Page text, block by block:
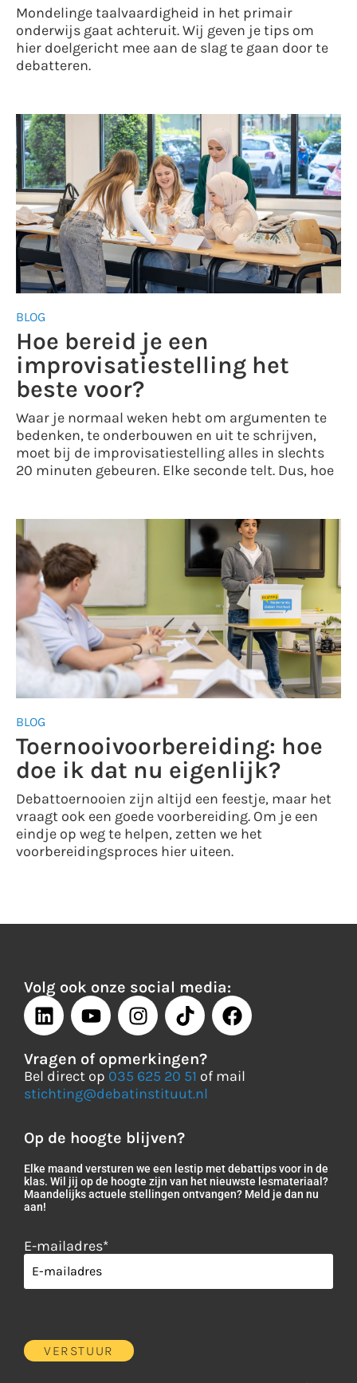
Mondelinge taalvaardigheid in het primair
onderwijs gaat achteruit. Wij geven je tips om
hier doelgericht mee aan de slag te gaan door te
debatteren.
BLOG
Hoe bereid je een
improvisatiestelling het
beste voor?
Waar je normaal weken hebt om argumenten te
bedenken, te onderbouwen en uit te schrijven,
moet bij de improvisatiestelling alles in slechts
20 minuten gebeuren. Elke seconde telt. Dus, hoe
BLOG
Toernooivoorbereiding: hoe
doe ik dat nu eigenlijk?
Debattoernooien zijn altijd een feestje, maar het
vraagt ook een goede voorbereiding. Om je een
eindje op weg te helpen, zetten we het
voorbereidingsproces hier uiteen.
Volg ook onze social media:
Vragen of opmerkingen?
Bel direct op 035 625 20 51 of mail
stichting@debatinstituut.nl
Op de hoogte blijven?
Elke maand versturen we een lestip met debattips voor in de
klas. Wil jij op de hoogte zijn van het nieuwste lesmateriaal?
Maandelijks actuele stellingen ontvangen? Meld je dan nu
aan!
E-mailadres*
VERSTUUR